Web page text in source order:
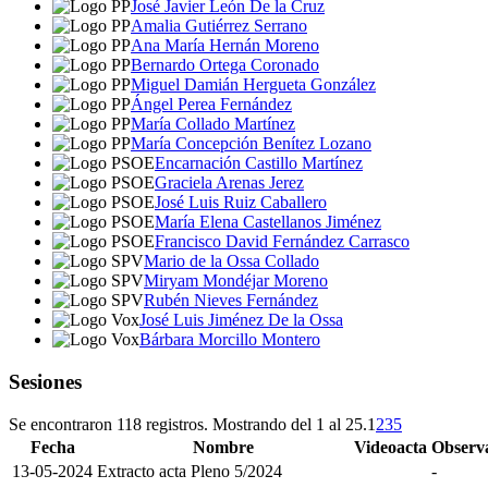
José Javier León De la Cruz
Amalia Gutiérrez Serrano
Ana María Hernán Moreno
Bernardo Ortega Coronado
Miguel Damián Hergueta González
Ángel Perea Fernández
María Collado Martínez
María Concepción Benítez Lozano
Encarnación Castillo Martínez
Graciela Arenas Jerez
José Luis Ruiz Caballero
María Elena Castellanos Jiménez
Francisco David Fernández Carrasco
Mario de la Ossa Collado
Miryam Mondéjar Moreno
Rubén Nieves Fernández
José Luis Jiménez De la Ossa
Bárbara Morcillo Montero
Sesiones
Se encontraron 118 registros. Mostrando del 1 al 25.1 235
Fecha
Nombre Videoacta
13-05-2024 Extracto acta Pleno 5/2024
-